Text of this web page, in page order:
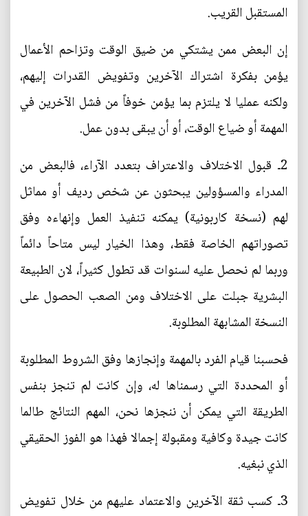
المستقبل القريب.
إن البعض ممن يشتكي من ضيق الوقت وتزاحم الأعمال
يؤمن بفكرة اشتراك الآخرين وتفويض القدرات إليهم،
ولكنه عمليا لا يلتزم بما يؤمن خوفاً من فشل الآخرين في
المهمة أو ضياع الوقت، أو أن يبقى بدون عمل.
2ـ قبول الاختلاف والاعتراف بتعدد الآراء، فالبعض من
المدراء والمسؤولين يبحثون عن شخص رديف أو مماثل
لهم (نسخة كاربونية) يمكنه تنفيذ العمل وإنهاءه وفق
تصوراتهم الخاصة فقط، وهذا الخيار ليس متاحاً دائماً
وربما لم نحصل عليه لسنوات قد تطول كثيراً، لان الطبيعة
البشرية جبلت على الاختلاف ومن الصعب الحصول على
النسخة المشابهة المطلوبة.
فحسبنا قيام الفرد بالمهمة وإنجازها وفق الشروط المطلوبة
أو المحددة التي رسمناها له، وإن كانت لم تنجز بنفس
الطريقة التي يمكن أن ننجزها نحن، المهم النتائج طالما
كانت جيدة وكافية ومقبولة إجمالا فهذا هو الفوز الحقيقي
الذي نبغيه.
3ـ كسب ثقة الآخرين والاعتماد عليهم من خلال تفويض